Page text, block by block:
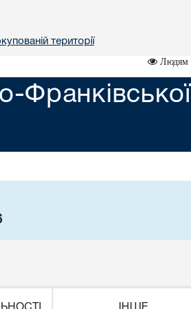
території
Людям
Франківської